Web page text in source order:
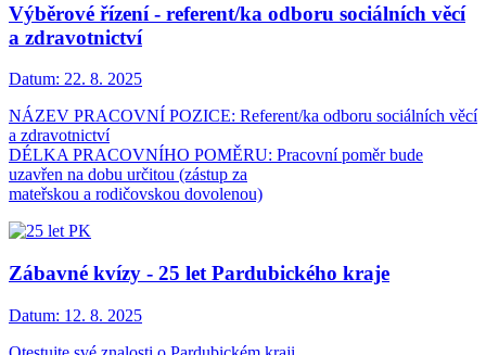
Výběrové řízení - referent/ka odboru sociálních věcí
a zdravotnictví
Datum: 22. 8. 2025
NÁZEV PRACOVNÍ POZICE: Referent/ka odboru sociálních věcí
a zdravotnictví
DÉLKA PRACOVNÍHO POMĚRU: Pracovní poměr bude
uzavřen na dobu určitou (zástup za
mateřskou a rodičovskou dovolenou)
Zábavné kvízy - 25 let Pardubického kraje
Datum: 12. 8. 2025